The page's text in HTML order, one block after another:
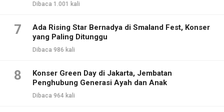
Dibaca 1.001 kali
7
Ada Rising Star Bernadya di Smaland Fest, Konser
yang Paling Ditunggu
Dibaca 986 kali
8
Konser Green Day di Jakarta, Jembatan
Penghubung Generasi Ayah dan Anak
Dibaca 964 kali